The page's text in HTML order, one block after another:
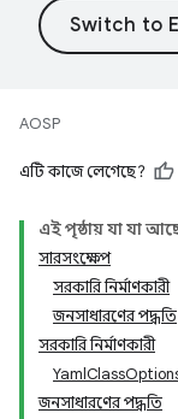
AOSP
এটি কাজে লেগেছে?
এই পৃষ্ঠায় যা যা
সারসংক্ষেপ
সরকারি নির্মাণকারী
জনসাধারণের পদ্ধতি
সরকারি নির্মাণকারী
জনসাধারণের পদ্ধতি